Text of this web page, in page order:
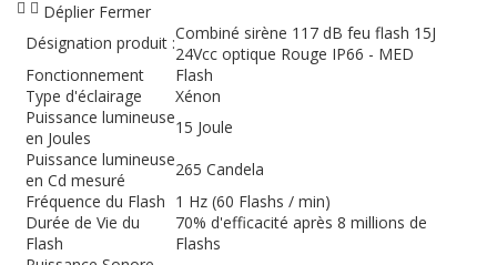
Déplier Fermer
Désignation produit :Combiné sirène 117 dB feu flash 15J
24Vcc optique Rouge IP66 - MED
Fonctionnement
Flash
Type d'éclairage
Xénon
Puissance lumineuse
en Joules
15 Joule
Puissance lumineuse
en Cd mesuré
265 Candela
Fréquence du Flash 1 Hz (60 Flashs / min)
Durée de Vie du
Flash
70% d'efficacité après 8 millions de
Flashs